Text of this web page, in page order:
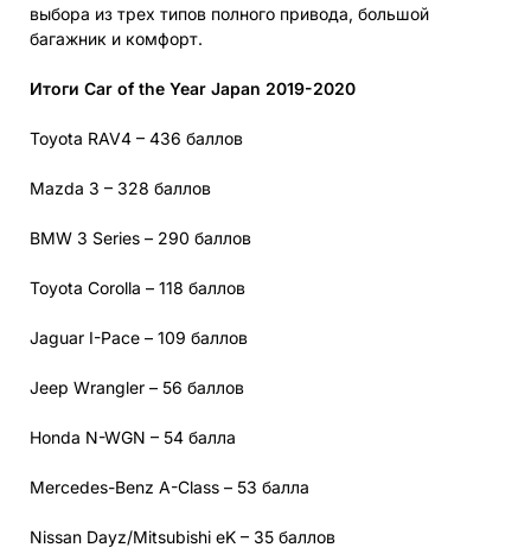
выбора из трех типов полного привода, большой
багажник и комфорт.
Итоги Car of the Year Japan 2019-2020
Toyota RAV4 – 436 баллов
Mazda 3 – 328 баллов
BMW 3 Series – 290 баллов
Toyota Corolla – 118 баллов
Jaguar I-Pace – 109 баллов
Jeep Wrangler – 56 баллов
Honda N-WGN – 54 балла
Mercedes-Benz A-Class – 53 балла
Nissan Dayz/Mitsubishi eK – 35 баллов